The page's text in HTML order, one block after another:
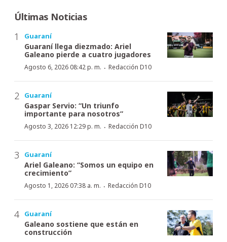
Últimas Noticias
Guaraní
Guaraní llega diezmado: Ariel
Galeano pierde a cuatro jugadores
Agosto 6, 2026 08:42 p. m. · Redacción D10
Guaraní
Gaspar Servio: “Un triunfo
importante para nosotros”
Agosto 3, 2026 12:29 p. m. · Redacción D10
Guaraní
Ariel Galeano: “Somos un equipo en
crecimiento”
Agosto 1, 2026 07:38 a. m. · Redacción D10
Guaraní
Galeano sostiene que están en
construcción